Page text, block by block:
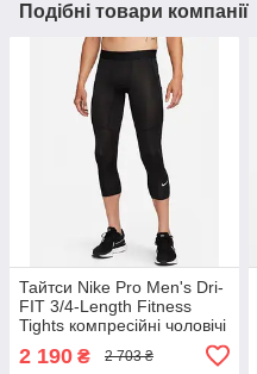
Подібні товари компанії
Тайтси Nike Pro Men's Dri-
FIT 3/4-Length Fitness
Tights компресійні чоловічі
чорні оригінал (FB7950-
010)
2 190 ₴ 2 703 ₴